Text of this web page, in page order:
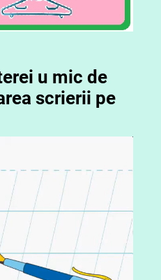
u mic de
scrierii pe